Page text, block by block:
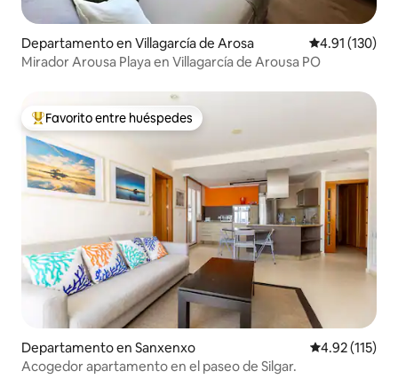
Departamento en Villagarcía de Arosa Calificación
4.91 (130)
Mirador Arousa Playa en Villagarcía de Arousa PO
De los mejores en Favorito entre huéspedes
Favorito entre huéspedes
Departamento en Sanxenxo Calificación
4.92 (115)
Acogedor apartamento en el paseo de Silgar.